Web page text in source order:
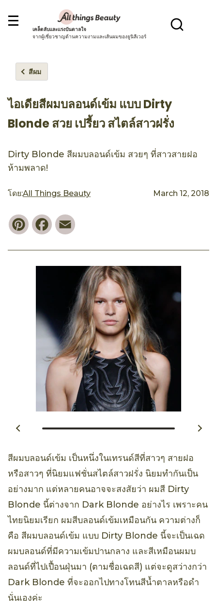
เคล็ดลับและแรงบันดาลใจ
จากผู้เชี่ยวชาญด้านความงามและเส้นผมของยูนิลีเวอร์
สีผม
ไอเดียสีผมบลอนด์เข้ม แบบ Dirty
Blonde สวย เปรี้ยว สไตล์สาวฝรั่ง
Dirty Blonde สีผมบลอนด์เข้ม สวยๆ ที่สาวสายฝอ
ห้ามพลาด!
โดย:All Things Beauty March 12, 2018
PinterestFacebook
สีผมบลอนด์เข้ม เป็นหนึ่งในเทรนด์สีที่สาวๆ สายฝอ
หรือสาวๆ ที่นิยมแฟชั่นสไตล์สาวฝรั่ง นิยมทำกันเป็น
อย่างมาก แต่หลายคนอาจจะสงสัยว่า ผมสี Dirty
Blonde นี้ต่างจาก Dark Blonde อย่างไร เพราะคน
ไทยนิยมเรียก ผมสีบลอนด์เข้มเหมือนกัน ความต่างก็
คือ สีผมบลอนด์เข้ม แบบ Dirty Blonde นี้จะเป็นเฉด
ผมบลอนด์ที่มีความเข้มปานกลาง และสีเหมือนผมบ
ลอนด์ที่ไปเปื้อนฝุ่นมา (ตามชื่อเฉดสี) แต่จะดูสว่างกว่า
Dark Blonde ที่จะออกไปทางโทนสีน้ำตาลหรือดำ
นั่นเองค่ะ